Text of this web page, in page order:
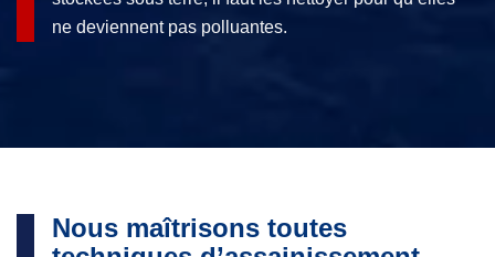
ne deviennent pas polluantes.
Nous maîtrisons toutes